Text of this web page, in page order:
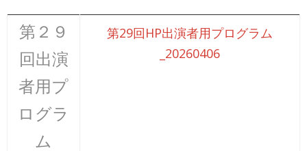
第２９
回出演
者用プ
ログラ
ム
第29回HP出演者用プログラム
_20260406